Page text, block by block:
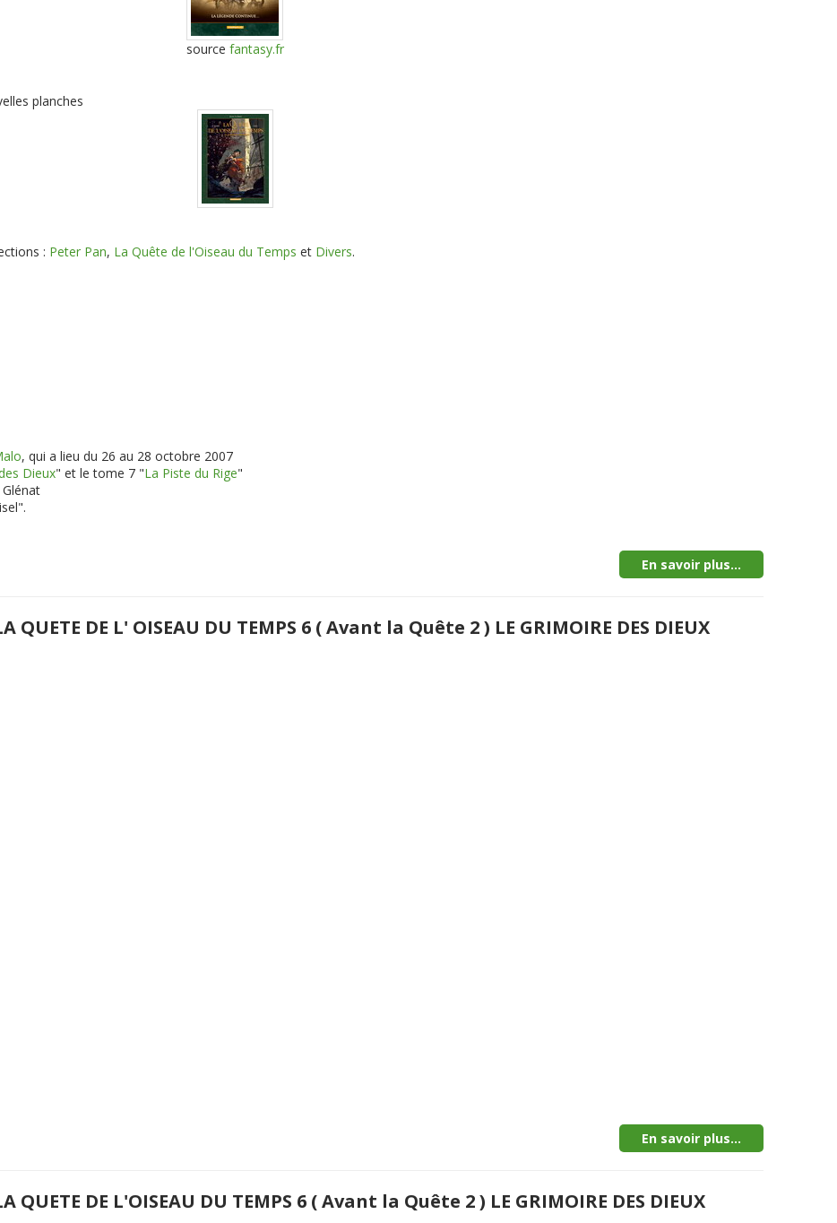
source fantasy.fr
planches
: Peter Pan, La Quête de l'Oiseau du Temps et Divers.
, qui a lieu du 26 au 28 octobre 2007
Dieux" et le tome 7 "La Piste du Rige"
En savoir plus...
QUETE DE L' OISEAU DU TEMPS 6 ( Avant la Quête 2 ) LE GRIMOIRE DES DIEUX
En savoir plus...
QUETE DE L'OISEAU DU TEMPS 6 ( Avant la Quête 2 ) LE GRIMOIRE DES DIEUX